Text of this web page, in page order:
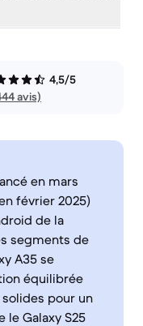
4,5/5
avis)
en mars
février 2025)
de la
segments de
A35 se
équilibrée
pour un
le Galaxy S25